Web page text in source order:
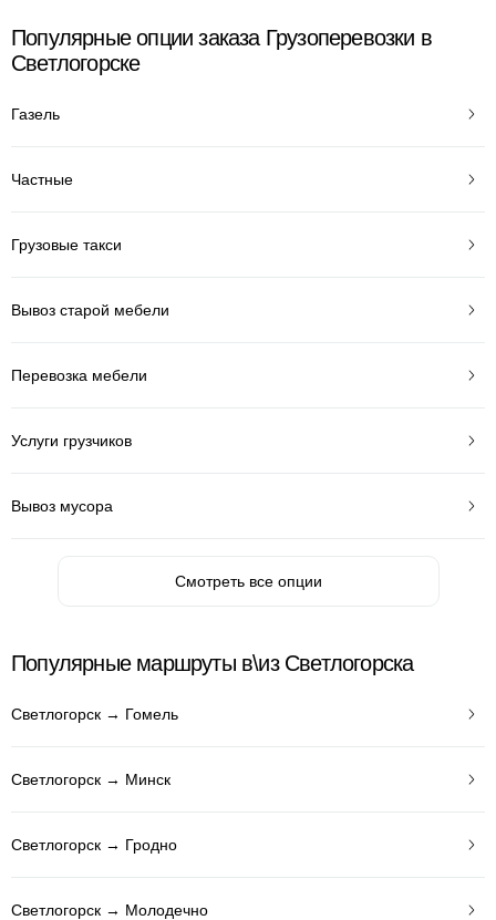
Популярные опции заказа Грузоперевозки в
Светлогорске
Газель
Частные
Грузовые такси
Вывоз старой мебели
Перевозка мебели
Услуги грузчиков
Вывоз мусора
Смотреть все опции
Популярные маршруты в\из Светлогорска
Светлогорск → Гомель
Светлогорск → Минск
Светлогорск → Гродно
Светлогорск → Молодечно